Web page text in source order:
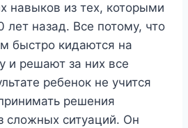
навыков из тех, которыми
лет назад. Все потому, что
быстро кидаются на
и решают за них все
ребенок не учится
решения
сложных ситуаций. Он